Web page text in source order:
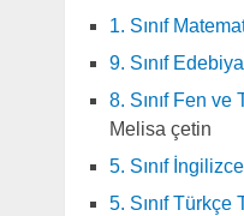
1. Sınıf
9. Sınıf
8. Sınıf Fen ve
Melisa çetin
5. Sınıf
5. Sınıf Türkçe